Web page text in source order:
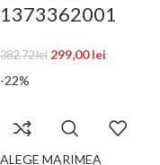
1373362001
382,72lei 299,00lei
-22%
ALEGE MARIMEA